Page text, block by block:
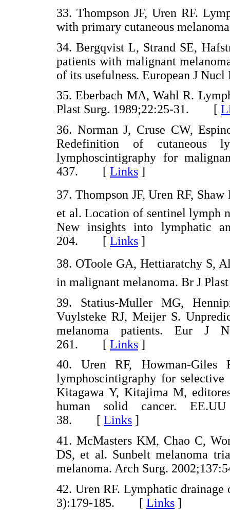
33. Thompson JF, Uren RF.
with primary cutaneous
34. Bergqvist L, Strand SE,
patients with malignant
of its usefulness. European J
35. Eberbach MA, Wahl R.
Plast Surg. 1989;22:25-31. [
36. Norman J, Cruse CW,
Redefinition of cutaneous
lymphoscintigraphy for
437. [ Links ]
37. Thompson JF, Uren RF,
et al. Location of sentinel lymph
New insights into lymphatic
204. [ Links ]
38. OToole GA, Hettiaratchy S,
in malignant melanoma. Br J
39. Statius-Muller MG,
Vuylsteke RJ, Meijer S.
melanoma patients. Eur J
261. [ Links ]
40. Uren RF, Howman-
lymphoscintigraphy for selective
Kitagawa Y, Kitajima M,
human solid cancer.
38. [ Links ]
41. McMasters KM, Chao C,
DS, et al. Sunbelt melanoma
melanoma. Arch Surg.
42. Uren RF. Lymphatic
3):179-185. [ Links ]